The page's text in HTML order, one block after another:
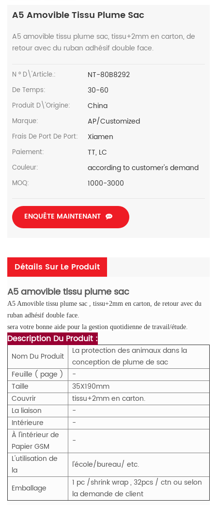
A5 Amovible Tissu Plume Sac
A5 amovible tissu plume sac, tissu+2mm en carton, de
retour avec du ruban adhésif double face.
N ° D\'article.: NT-80B8292
De Temps: 30-60
Produit D\'Origine: China
Marque: AP/Customized
Frais De Port De Port: Xiamen
Paiement: TT, LC
Couleur: according to customer's demand
MOQ: 1000-3000
ENQUÊTE MAINTENANT
Détails Sur Le Produit
A5 amovible tissu plume sac
A5 Amovible tissu plume sac tissu+2mm en carton, de retour avec du
ruban adhésif double face.
sera votre bonne aide pour la gestion quotidienne de travail/étude.
Description Du Produit :
Nom Du Produit
La protection des animaux dans la
conception de plume de sac
Feuille ( page )
-
Taille
35X190mm
Couvrir
tissu+2mm en carton.
La liaison
-
Intérieure
-
À l'intérieur de
Papier GSM
-
L'utilisation de
la
l'école/bureau/ etc.
Emballage
1 pc /shrink wrap, 32pcs / ctn ou selon
la demande de client